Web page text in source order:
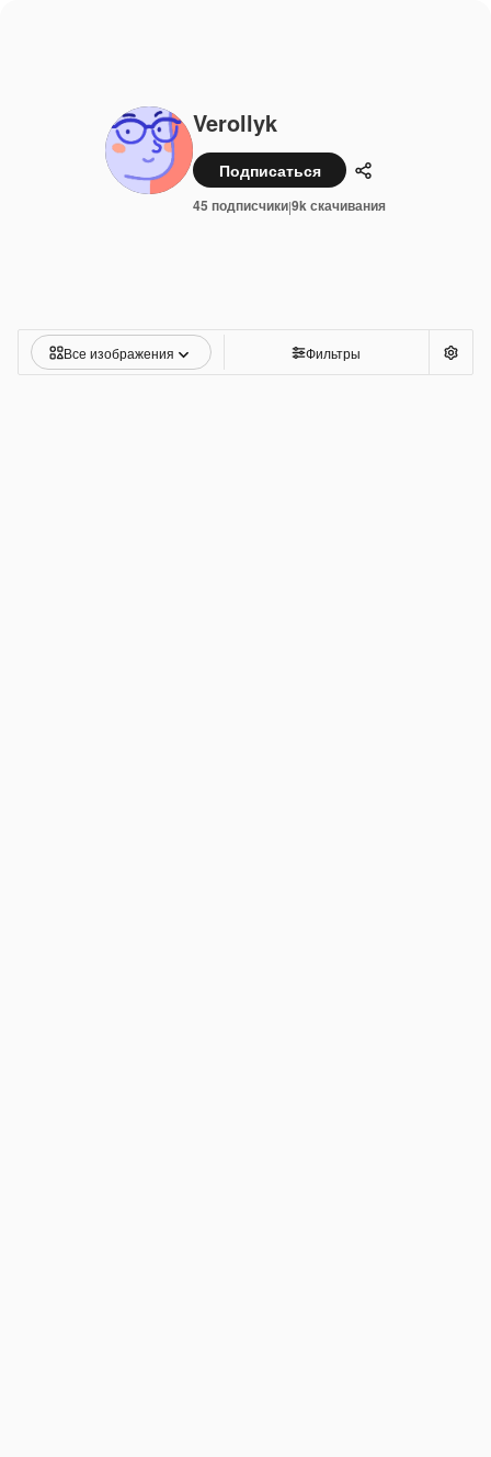
Verollyk
Подписаться Поделиться
45 подписчики|9k скачивания
Все изображения Фильтры